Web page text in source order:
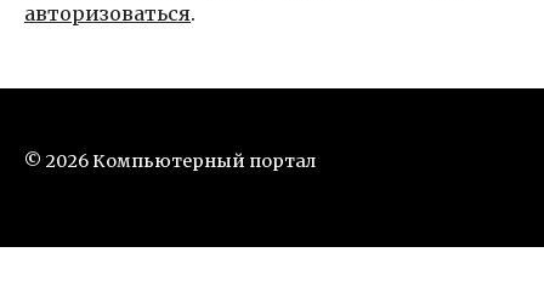
авторизоваться.
© 2026 Компьютерный портал